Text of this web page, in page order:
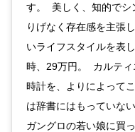
す。 美しく、知的でシ
りげなく存在感を主張
いライフスタイルを表
時、29万円。 カルテ
時計を、よりによって
は辞書にはもっていな
ガングロの若い娘に買